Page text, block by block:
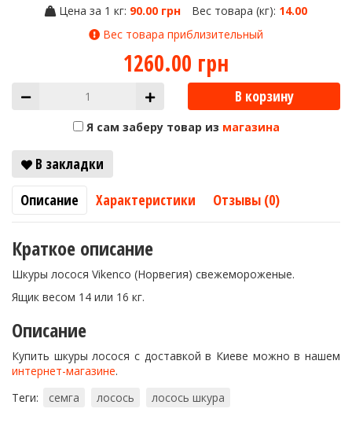
Цена за 1 кг: 90.00 грн Вес товара (кг): 14.00
Вес товара приблизительный
1260.00 грн
В корзину
Я сам заберу товар из магазина
В закладки
Описание
Характеристики Отзывы (0)
Краткое описание
Шкуры лосося Vikenco (Норвегия) свежемороженые.
Ящик весом 14 или 16 кг.
Описание
Купить шкуры лосося с доставкой в Киеве можно в нашем
интернет-магазине.
Теги:
семга лосось лосось шкура